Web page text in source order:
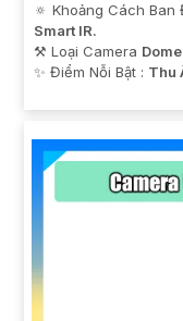
🔅 Khoảng Cách Ban
Smart IR.
⚒ Loại Camera
️✨ Điểm Nỗi Bật : Thu